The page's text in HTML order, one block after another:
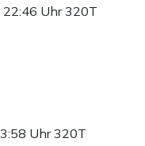
22:46 Uhr320T
Uhr320T